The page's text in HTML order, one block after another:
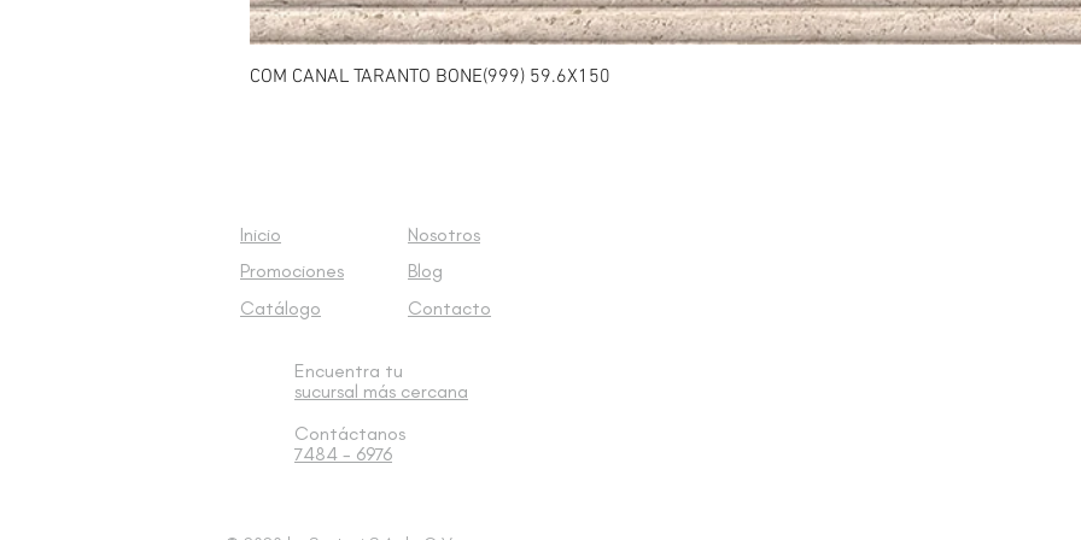
COM CANAL TARANTO BONE(999) 59.6X150
Inicio
Nosotros
Promociones
Blog
Catálogo
Contacto
Encuentra tu
sucursal más cercana
Contáctanos
7484 - 6976